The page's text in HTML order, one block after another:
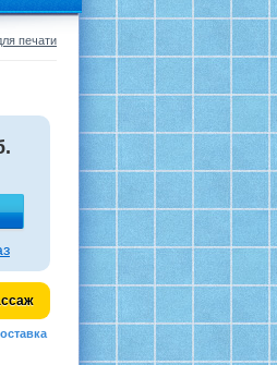
печати